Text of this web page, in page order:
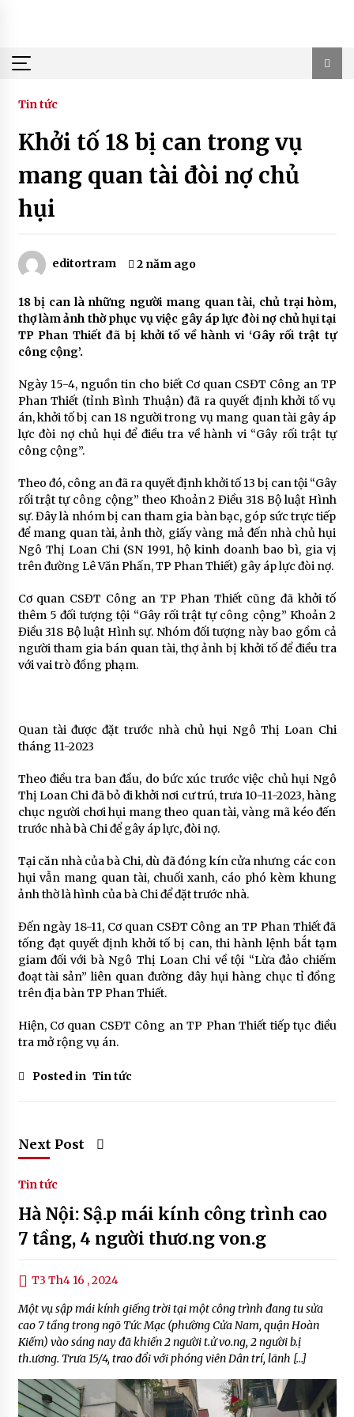
Tin tức
Khởi tố 18 bị can trong vụ
mang quan tài đòi nợ chủ
hụi
editortram 2 năm ago
18 bị can là những người mang quan tài, chủ trại hòm,
thợ làm ảnh thờ phục vụ việc gây áp lực đòi nợ chủ hụi tại
TP Phan Thiết đã bị khởi tố về hành vi ‘Gây rối trật tự
công cộng’.
Ngày 15-4, nguồn tin cho biết Cơ quan CSĐT Công an TP
Phan Thiết (tỉnh Bình Thuận) đã ra quyết định khởi tố vụ
án, khởi tố bị can 18 người trong vụ mang quan tài gây áp
lực đòi nợ chủ hụi để điều tra về hành vi “Gây rối trật tự
công cộng”.
Theo đó, công an đã ra quyết định khởi tố 13 bị can tội “Gây
rối trật tự công cộng” theo Khoản 2 Điều 318 Bộ luật Hình
sự. Đây là nhóm bị can tham gia bàn bạc, góp sức trực tiếp
để mang quan tài, ảnh thờ, giấy vàng mả đến nhà chủ hụi
Ngô Thị Loan Chi (SN 1991, hộ kinh doanh bao bì, gia vị
trên đường Lê Văn Phấn, TP Phan Thiết) gây áp lực đòi nợ.
Cơ quan CSĐT Công an TP Phan Thiết cũng đã khởi tố
thêm 5 đối tượng tội “Gây rối trật tự công cộng” Khoản 2
Điều 318 Bộ luật Hình sự. Nhóm đối tượng này bao gồm cả
người tham gia bán quan tài, thợ ảnh bị khởi tố để điều tra
với vai trò đồng phạm.
Quan tài được đặt trước nhà chủ hụi Ngô Thị Loan Chi
tháng 11-2023
Theo điều tra ban đầu, do bức xúc trước việc chủ hụi Ngô
Thị Loan Chi đã bỏ đi khởi nơi cư trú, trưa 10-11-2023, hàng
chục người chơi hụi mang theo quan tài, vàng mã kéo đến
trước nhà bà Chi để gây áp lực, đòi nợ.
Tại căn nhà của bà Chi, dù đã đóng kín cửa nhưng các con
hụi vẫn mang quan tài, chuối xanh, cáo phó kèm khung
ảnh thờ là hình của bà Chi để đặt trước nhà.
Đến ngày 18-11, Cơ quan CSĐT Công an TP Phan Thiết đã
tống đạt quyết định khởi tố bị can, thi hành lệnh bắt tạm
giam đối với bà Ngô Thị Loan Chi về tội “Lừa đảo chiếm
đoạt tài sản” liên quan đường dây hụi hàng chục tỉ đồng
trên địa bàn TP Phan Thiết.
Hiện, Cơ quan CSĐT Công an TP Phan Thiết tiếp tục điều
tra mở rộng vụ án.
Posted in Tin tức
Next Post
Tin tức
Hà Nội: Sậ.p mái kính công trình cao
7 tầng, 4 người thươ.ng von.g
T3 Th4 16 , 2024
Một vụ sập mái kính giếng trời tại một công trình đang tu sửa
cao 7 tầng trong ngõ Tức Mạc (phường Cửa Nam, quận Hoàn
Kiếm) vào sáng nay đã khiến 2 người t.ử vo.ng, 2 người b.ị
th.ương. Trưa 15/4, trao đổi với phóng viên Dân trí, lãnh […]